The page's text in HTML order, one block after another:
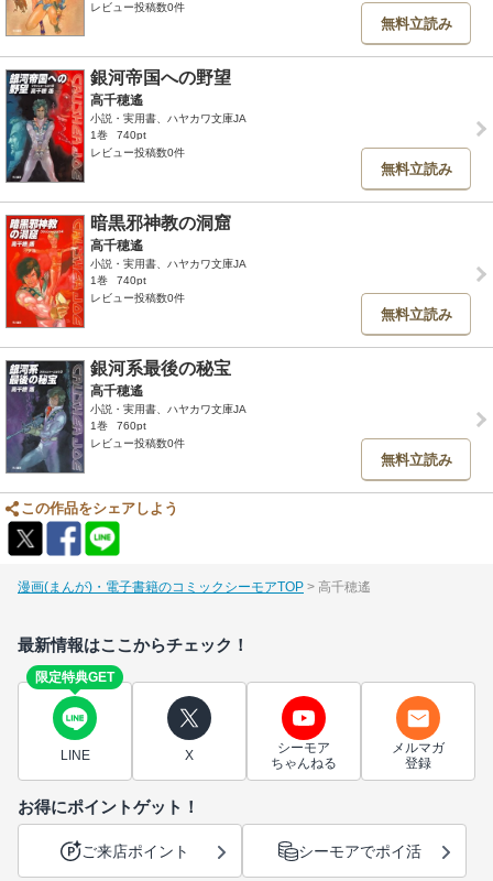
レビュー投稿数0件
無料立読み
銀河帝国への野望
高千穂遙
小説・実用書、ハヤカワ文庫JA
1巻
740pt
レビュー投稿数0件
無料立読み
暗黒邪神教の洞窟
高千穂遙
小説・実用書、ハヤカワ文庫JA
1巻
740pt
レビュー投稿数0件
無料立読み
銀河系最後の秘宝
高千穂遙
小説・実用書、ハヤカワ文庫JA
1巻
760pt
レビュー投稿数0件
無料立読み
この作品をシェアしよう
漫画(まんが)・電子書籍のコミックシーモアTOP 高千穂遙
最新情報はここからチェック！
限定特典GET
LINE X
シーモア
ちゃんねる
メルマガ
登録
お得にポイントゲット！
ご来店ポイント シーモアでポイ活